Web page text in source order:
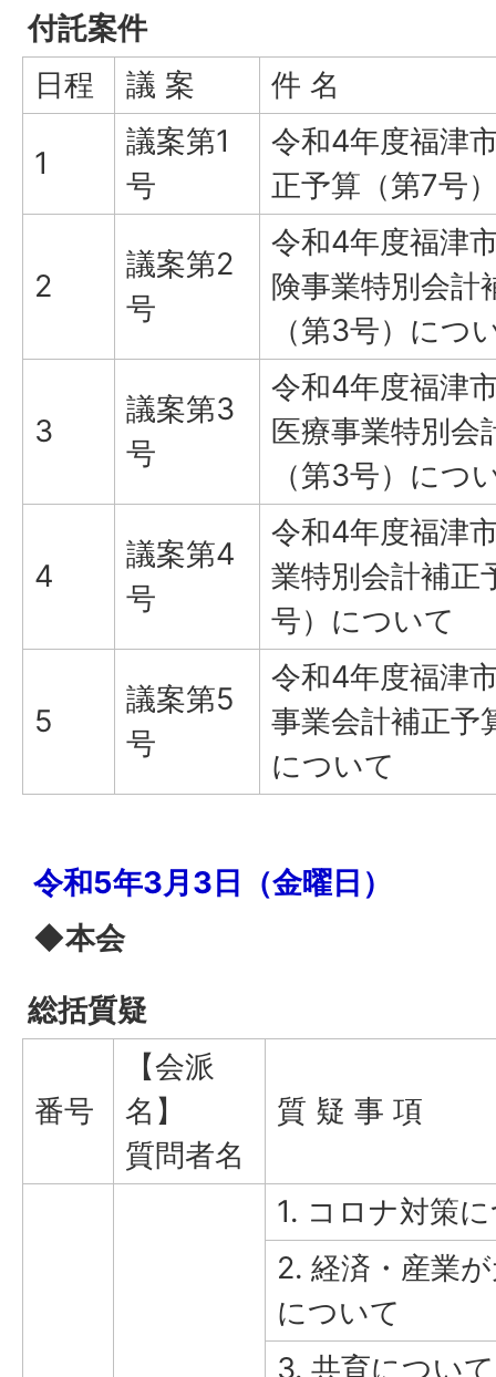
付託案件
日程
議 案 件 名
1
議案第1
号
令和4年度福津
正予算（第7号
2
議案第2
号
令和4年度福津
険事業特別会計
（第3号）につ
3
議案第3
号
令和4年度福津
医療事業特別会
（第3号）につ
4
議案第4
号
令和4年度福津
業特別会計補正
号）について
5
議案第5
号
令和4年度福津
事業会計補正予
について
令和5年3月3日（金曜日）
◆本会
総括質疑
番号
【会派
名】
質問者名
質 疑 事 項
1. コロナ対策
2. 経済・産業
について
3. 共育について